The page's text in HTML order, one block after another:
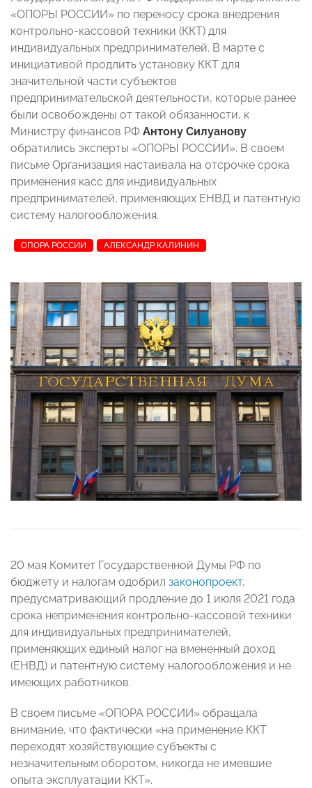
«ОПОРЫ РОССИИ» по переносу срока внедрения
контрольно-кассовой техники (ККТ) для
индивидуальных предпринимателей. В марте с
инициативой продлить установку ККТ для
значительной части субъектов
предпринимательской деятельности, которые ранее
были освобождены от такой обязанности, к
Министру финансов РФ Антону Силуанову
обратились эксперты «ОПОРЫ РОССИИ». В своем
письме Организация настаивала на отсрочке срока
применения касс для индивидуальных
предпринимателей, применяющих ЕНВД и патентную
систему налогообложения.
ОПОРА РОССИИ АЛЕКСАНДР КАЛИНИН
20 мая Комитет Государственной Думы РФ по
бюджету и налогам одобрил законопроект,
предусматривающий продление до 1 июля 2021 года
срока неприменения контрольно-кассовой техники
для индивидуальных предпринимателей,
применяющих единый налог на вмененный доход
(ЕНВД) и патентную систему налогообложения и не
имеющих работников.
В своем письме «ОПОРА РОССИИ» обращала
внимание, что фактически «на применение ККТ
переходят хозяйствующие субъекты с
незначительным оборотом, никогда не имевшие
опыта эксплуатации ККТ».